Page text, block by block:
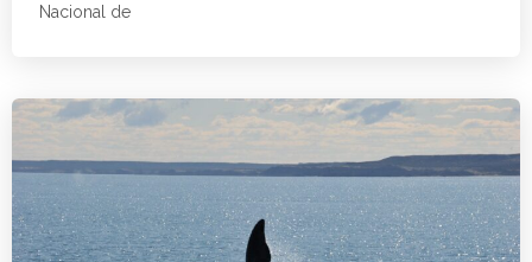
Nacional de